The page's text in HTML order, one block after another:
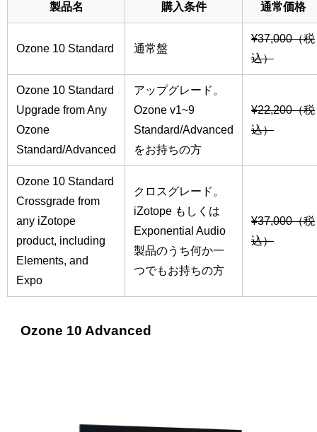
製品名 購入条件 通常価格
Ozone 10 Standard 通常盤
¥37,000（税
込）
Ozone 10 Standard
Upgrade from Any
Ozone
Standard/Advanced
アップグレード。
Ozone v1~9
Standard/Advanced
をお持ちの方
¥22,200（税
込）
Ozone 10 Standard
Crossgrade from
any iZotope
product, including
Elements, and
Expo
クロスグレード。
iZotope もしくは
Exponential Audio
製品のうち何か一
つでもお持ちの方
¥37,000（税
込）
Ozone 10 Advanced